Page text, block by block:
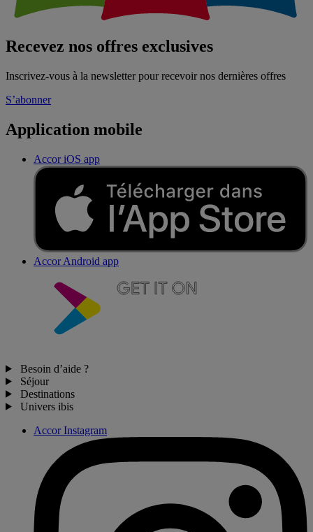
Recevez nos offres exclusives
Inscrivez-vous à la newsletter pour recevoir nos dernières offres
S’abonner
Application mobile
Accor iOS app
Accor Android app
Besoin d’aide ?
Séjour
Destinations
Univers ibis
Accor Instagram